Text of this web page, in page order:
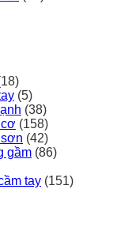
(5)
(38)
(158)
(42)
gầm (86)
tay (151)